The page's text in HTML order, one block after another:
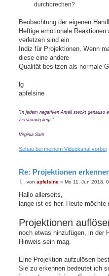
durchbrechen?
Beobachtung der eigenen
Heftige emotionale
verletzen sind ein
Indiz für Projektionen. Wenn
diese eine andere
Qualität besitzen als normale
lg
apfelsine
"In jedem negativen Anteil steckt genauso
Zerstörung liegt."
Virginia Satir
Schau bei meinem Videokanal vorbei
Re: Projektionen
B
i
r
von apfelsine» Mo 11. Jun 2018,
Hallo allerseits,
lange ist es her. Heute möchte
Projektionen
noch etwas hinzufügen, in der
Hinweis sein mag.
Eine Projektion aufzulösen
Sie zu erkennen bedeutet ich